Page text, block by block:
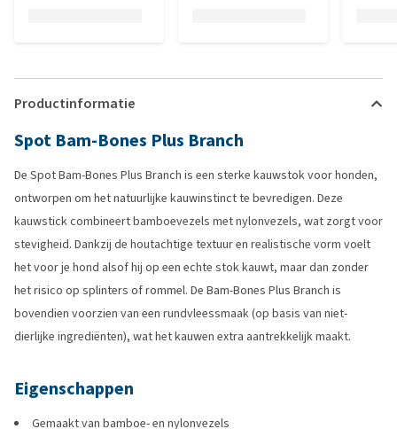
Productinformatie
Spot Bam-Bones Plus Branch
De Spot Bam-Bones Plus Branch is een sterke kauwstok voor honden,
ontworpen om het natuurlijke kauwinstinct te bevredigen. Deze
kauwstick combineert bamboevezels met nylonvezels, wat zorgt voor
stevigheid. Dankzij de houtachtige textuur en realistische vorm voelt
het voor je hond alsof hij op een echte stok kauwt, maar dan zonder
het risico op splinters of rommel. De Bam-Bones Plus Branch is
bovendien voorzien van een rundvleessmaak (op basis van niet-
dierlijke ingrediënten), wat het kauwen extra aantrekkelijk maakt.
Eigenschappen
Gemaakt van bamboe- en nylonvezels